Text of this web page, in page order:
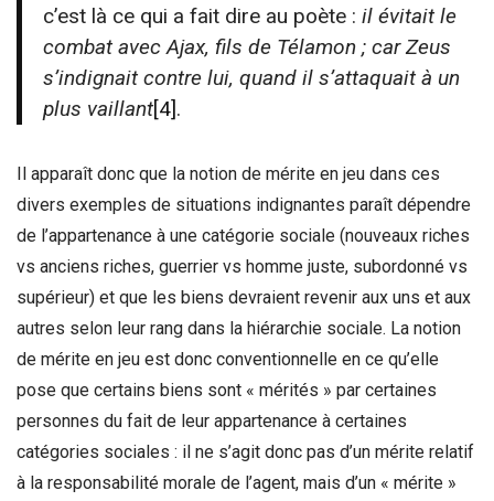
c’est là ce qui a fait dire au poète :il évitait le
combat avec Ajax, fils de Télamon ; car Zeus
s’indignait contre lui, quand il s’attaquait à un
plus vaillant[4].
Il apparaît donc que la notion de mérite en jeu dans ces
divers exemples de situations indignantes paraît dépendre
de l’appartenance à une catégorie sociale (nouveaux riches
vs anciens riches, guerrier vs homme juste, subordonné vs
supérieur) et que les biens devraient revenir aux uns et aux
autres selon leur rang dans la hiérarchie sociale. La notion
de mérite en jeu est donc conventionnelle en ce qu’elle
pose que certains biens sont « mérités » par certaines
personnes du fait de leur appartenance à certaines
catégories sociales : il ne s’agit donc pas d’un mérite relatif
à la responsabilité morale de l’agent, mais d’un « mérite »